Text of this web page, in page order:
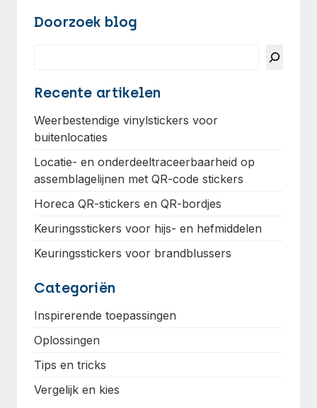
Doorzoek blog
Recente artikelen
Weerbestendige vinylstickers voor
buitenlocaties
Locatie- en onderdeeltraceerbaarheid op
assemblagelijnen met QR-code stickers
Horeca QR-stickers en QR-bordjes
Keuringsstickers voor hijs- en hefmiddelen
Keuringsstickers voor brandblussers
Categoriën
Inspirerende toepassingen
Oplossingen
Tips en tricks
Vergelijk en kies